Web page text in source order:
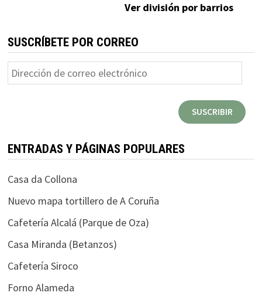
Ver división por barrios
SUSCRÍBETE POR CORREO
Dirección
de
SUSCRIBIR
ENTRADAS Y PÁGINAS POPULARES
Casa da Collona
Nuevo mapa tortillero de A Coruña
Cafetería Alcalá (Parque de Oza)
Casa Miranda (Betanzos)
Cafetería Siroco
Forno Alameda